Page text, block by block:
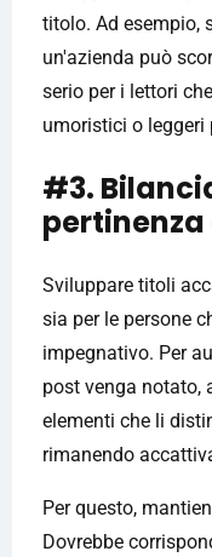
titolo. Ad esempio,
un'azienda può
serio per i lettori
umoristici o leggeri
#3.
Sviluppare titoli
sia per le persone
impegnativo. Per
post venga notato,
elementi che li
rimanendo
Per questo,
Dovrebbe